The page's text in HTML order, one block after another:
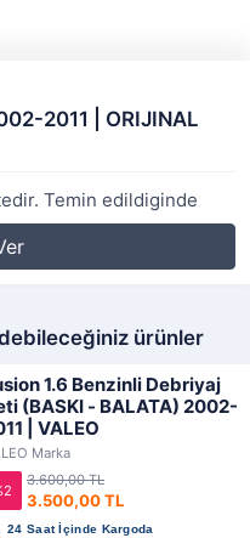
2011 | ORIJINAL
Temin edildiginde
ürünler
1.6 Benzinli Debriyaj
(BASKI - BALATA) 2002-
| VALEO
Marka
3.500,00 TL
3.600,00 TL